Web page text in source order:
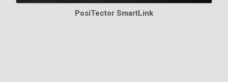
PosiTector SmartLink